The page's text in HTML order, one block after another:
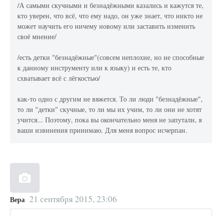
/А самыми скучными и безнадёжными казались и кажутся те,
кто уверен, что всё, что ему надо, он уже знает, что никто не
может научить его ничему новому или заставить изменить
своё мнение/
/есть детки "безнадёжные"(совсем неплохие, но не способные
к данному инструменту или к языку) и есть те, кто
схватывает всё с лёгкостью/
как-то одно с другим не вяжется. То ли люди "безнадёжные",
то ли "детки" скучные, то ли мы их учим, то ли они не хотят
учится... Поэтому, пока вы окончательно меня не запутали, я
ваши извинения принимаю. Для меня вопрос исчерпан.
Вера 21 сентября 2015, 23:06